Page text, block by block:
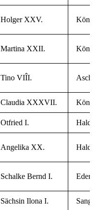
Hol­ger XXV.
Mar­ti­na XXII.
Tino VIÎI.
Clau­dia XXXVII.
Otfried I.
Ange­li­ka XX.
Schal­ke Bernd I. Eder­sle­ben
Säch­sin Ilo­na I.